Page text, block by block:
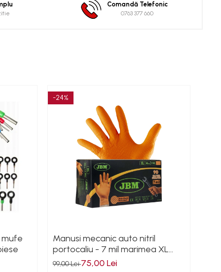
Comandă Telefonic
0763 377 660
-24%
Manusi mecanic auto nitril
portocaliu - 7 mil marimea XL
100buc
99,00 Lei75,00 Lei